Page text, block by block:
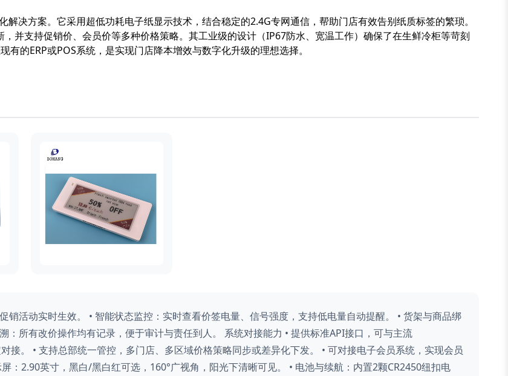
解决方案。它采用超低功耗电子纸显示技术，结合稳定的2.4G专网通信，帮助门店有效告别纸质标签的繁琐。
并支持促销价、会员价等多种价格策略。其工业级的设计（IP67防水、宽温工作）确保了在生鲜冷柜等苛刻
的ERP或POS系统，是实现门店降本增效与数字化升级的理想选择。
销活动实时生效。 • 智能状态监控：实时查看价签电量、信号强度，支持低电量自动提醒。 • 货架与商品绑
：所有改价操作均有记录，便于审计与责任到人。 系统对接能力 • 提供标准API接口，可与主流
接。 • 支持总部统一管控，多门店、多区域价格策略同步或差异化下发。 • 可对接电子会员系统，实现会员
：2.90英寸，黑白/黑白红可选，160°广视角，阳光下清晰可见。 • 电池与续航：内置2颗CR2450纽扣电